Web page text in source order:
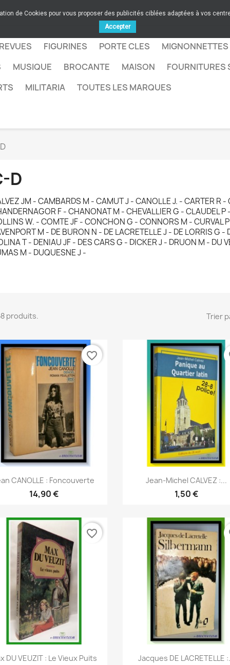
FIGURINES PORTE CLES MIGNONNETTES
MUSIQUE BROCANTE MAISON FOURNITURES
MILITARIA TOUTES LES MARQUES
D
JM - CAMBARDS M - CAMUT J - CANOLLE J. - CARTER R -
F - CHANONAT M - CHEVALLIER G - CLAUDEL
W. - COMTE JF - CONCHON G - CONNORS M - CURVAL
M - DE BURON N - DE LACRETELLE J - DE LORRIS G -
T - DENIAU JF - DES CARS G - DICKER J - DRUON M - DU
M - DUQUESNE J -
produits. Trier
Aperçu rapide
CANOLLE : Foncouverte
14,90 €
favorite_border
 Aperçu rapide
Jean-Michel CALVEZ :...
1,50 €
Aperçu rapide
DU VEUZIT : Le Vieux Puits
favorite_border
Aperçu rapide
Jacques DE LACRETELLE
de Cookies pour vous proposer des publicités ciblées adaptées à vos
Accepter